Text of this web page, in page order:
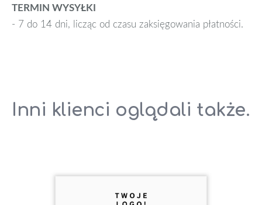
TERMIN WYSYŁKI
- 7 do 14 dni, licząc od czasu zaksięgowania płatności.
Inni klienci oglądali także.